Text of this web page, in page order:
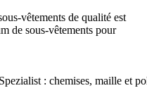
vêtements de qualité est
de sous-vêtements pour
: chemises, maille